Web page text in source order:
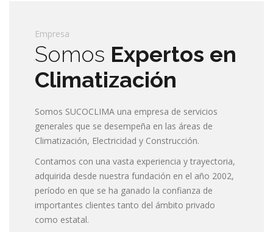
Empresa
Somos Expertos en
Climatización
Somos SUCOCLIMA una empresa de servicios
generales que se desempeña en las áreas de
Climatización, Electricidad y Construcción.
Contamos con una vasta experiencia y trayectoria,
adquirida desde nuestra fundación en el año 2002,
período en que se ha ganado la confianza de
importantes clientes tanto del ámbito privado
como estatal.